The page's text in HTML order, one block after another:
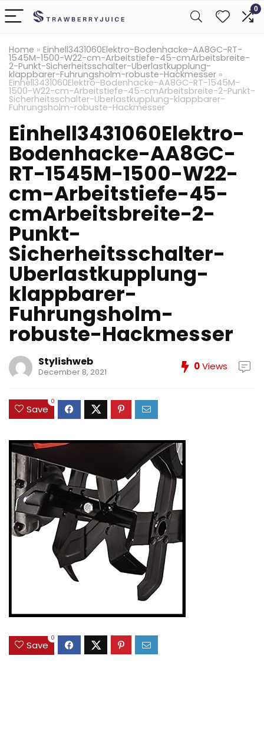
0
Home » Einhell3431060Elektro-Bodenhacke-AA8GC-RT-
1545M-1500-W22-cm-Arbeitstiefe-45-cmArbeitsbreite-
2-Punkt-Sicherheitsschalter-Uberlastkupplung-
klappbarer-Fuhrungsholm-robuste-Hackmesser »
Einhell3431060Elektro-Bodenhacke-AA8GC-RT-1545M-
1500-W22-cm-Arbeitstiefe-45-cmArbeitsbreite-2-Punkt-
Sicherheitsschalter-Uberlastkupplung-klappbarer-
Fuhrungsholm-robuste-Hackmesser
Einhell3431060Elektro-
Bodenhacke-AA8GC-
RT-1545M-1500-W22-
cm-Arbeitstiefe-45-
cmArbeitsbreite-2-
Punkt-
Sicherheitsschalter-
Uberlastkupplung-
klappbarer-
Fuhrungsholm-
robuste-Hackmesser
Stylishweb
December 8, 2021 0Views
Save
0
Save
0